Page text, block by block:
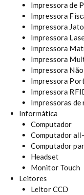
Impressora de
Impressora
Impressora
Impressora
Impressora
Impressora
Impressora
Impressora
Impressora
Impressoras de
Informática
Computador
Computador
Computador
Headset
Monitor Touch
Leitores
Leitor CCD